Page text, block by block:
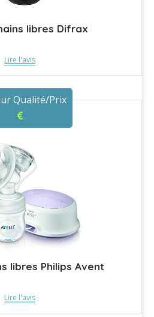
libres Difrax
Lire l'avis
Qualité/Prix
libres Philips Avent
Lire l'avis